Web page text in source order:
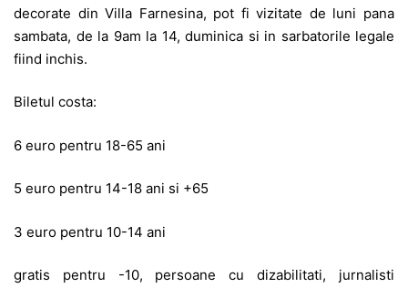
decorate din Villa Farnesina, pot fi vizitate de luni pana
sambata, de la 9am la 14, duminica si in sarbatorile legale
fiind inchis.
Biletul costa:
6 euro pentru 18-65 ani
5 euro pentru 14-18 ani si +65
3 euro pentru 10-14 ani
gratis pentru -10, persoane cu dizabilitati, jurnalisti